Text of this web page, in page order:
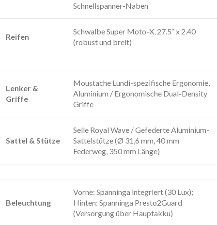
Schnellspanner-Naben
Reifen
Schwalbe Super Moto-X, 27.5″ x 2.40
(robust und breit)
Lenker &
Griffe
Moustache Lundi-spezifische Ergonomie,
Aluminium / Ergonomische Dual-Density
Griffe
Sattel & Stütze
Selle Royal Wave / Gefederte Aluminium-
Sattelstütze (Ø 31,6 mm, 40 mm
Federweg, 350 mm Länge)
Beleuchtung
Vorne: Spanninga integriert (30 Lux);
Hinten: Spanninga Presto2Guard
(Versorgung über Hauptakku)